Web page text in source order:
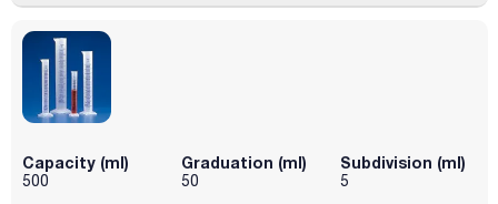
Capacity (ml)
500
Graduation (ml)
50
Subdivision (ml)
5